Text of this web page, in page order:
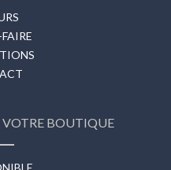
BOUTIQUE